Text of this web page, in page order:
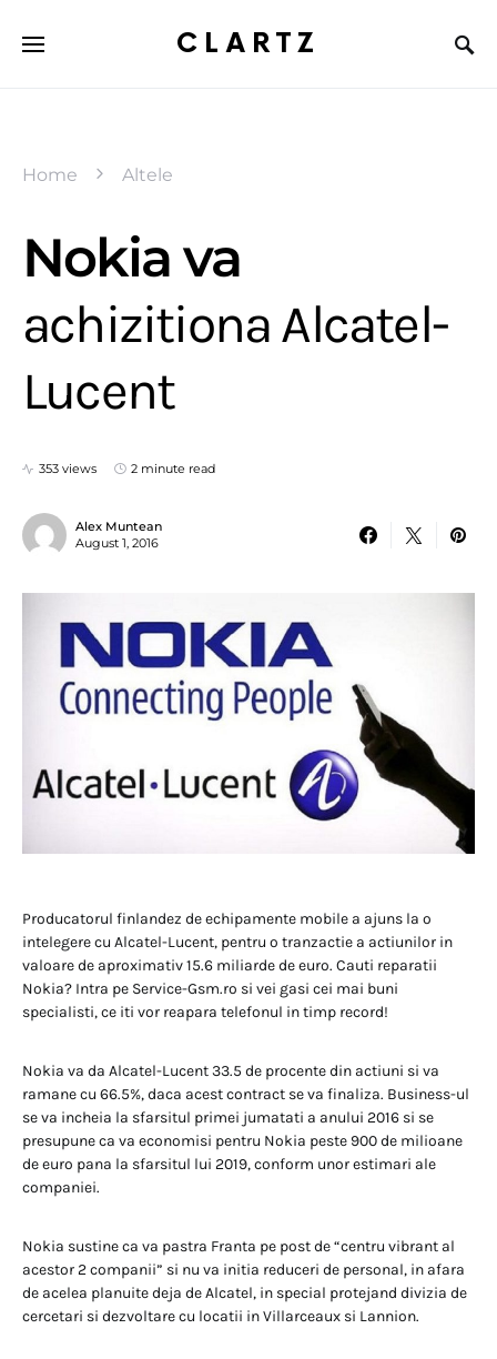
CLARTZ
Home Altele
Nokia va
achizitiona Alcatel-
Lucent
353 views 2 minute read
Alex Muntean
August 1, 2016
Producatorul finlandez de echipamente mobile a ajuns la o
intelegere cu Alcatel-Lucent, pentru o tranzactie a actiunilor in
valoare de aproximativ 15.6 miliarde de euro. Cauti reparatii
Nokia? Intra pe Service-Gsm.ro si vei gasi cei mai buni
specialisti, ce iti vor reapara telefonul in timp record!
Nokia va da Alcatel-Lucent 33.5 de procente din actiuni si va
ramane cu 66.5%, daca acest contract se va finaliza. Business-ul
se va incheia la sfarsitul primei jumatati a anului 2016 si se
presupune ca va economisi pentru Nokia peste 900 de milioane
de euro pana la sfarsitul lui 2019, conform unor estimari ale
companiei.
Nokia sustine ca va pastra Franta pe post de “centru vibrant al
acestor 2 companii” si nu va initia reduceri de personal, in afara
de acelea planuite deja de Alcatel, in special protejand divizia de
cercetari si dezvoltare cu locatii in Villarceaux si Lannion.